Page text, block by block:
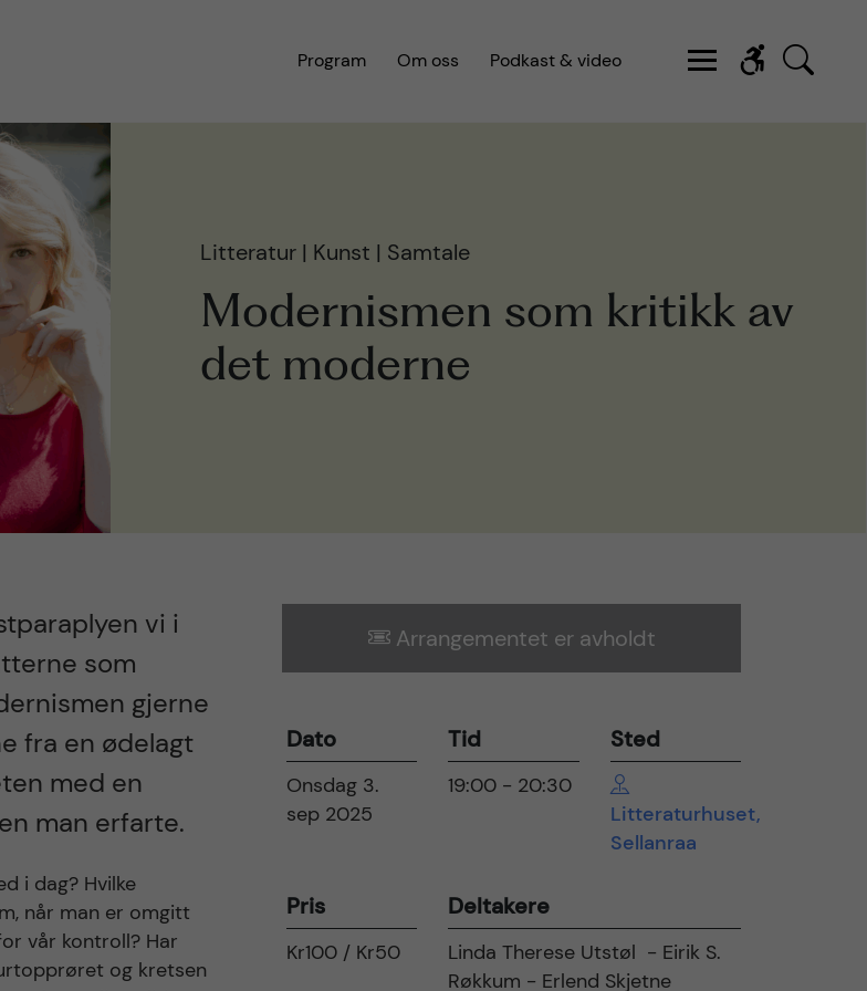
Program Om oss Podkast & video
Litteratur | Kunst | Samtale
Modernismen som kritikk av
det moderne
vi i
som
gjerne
fra en ødelagt
med en
man erfarte.
i dag? Hvilke
når man er omgitt
vår kontroll? Har
og kretsen
Arrangementet er avholdt
Dato
Onsdag 3.
sep 2025
Tid
19:00 - 20:30
Sted
Litteraturhuset,
Sellanraa
Pris
Kr100 / Kr50
Deltakere
Linda Therese Utstøl - Eirik S.
Røkkum - Erlend Skjetne